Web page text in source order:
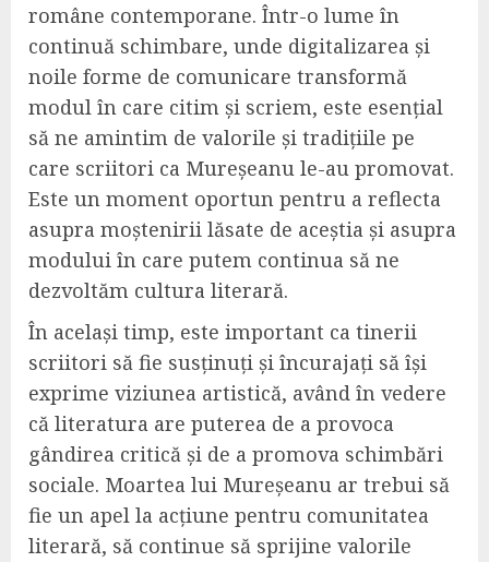
române contemporane. Într-o lume în
continuă schimbare, unde digitalizarea și
noile forme de comunicare transformă
modul în care citim și scriem, este esențial
să ne amintim de valorile și tradițiile pe
care scriitori ca Mureșeanu le-au promovat.
Este un moment oportun pentru a reflecta
asupra moștenirii lăsate de aceștia și asupra
modului în care putem continua să ne
dezvoltăm cultura literară.
În același timp, este important ca tinerii
scriitori să fie susținuți și încurajați să își
exprime viziunea artistică, având în vedere
că literatura are puterea de a provoca
gândirea critică și de a promova schimbări
sociale. Moartea lui Mureșeanu ar trebui să
fie un apel la acțiune pentru comunitatea
literară, să continue să sprijine valorile